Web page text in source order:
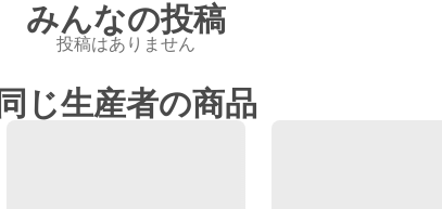
みんなの投稿
投稿はありません
同じ生産者の商品